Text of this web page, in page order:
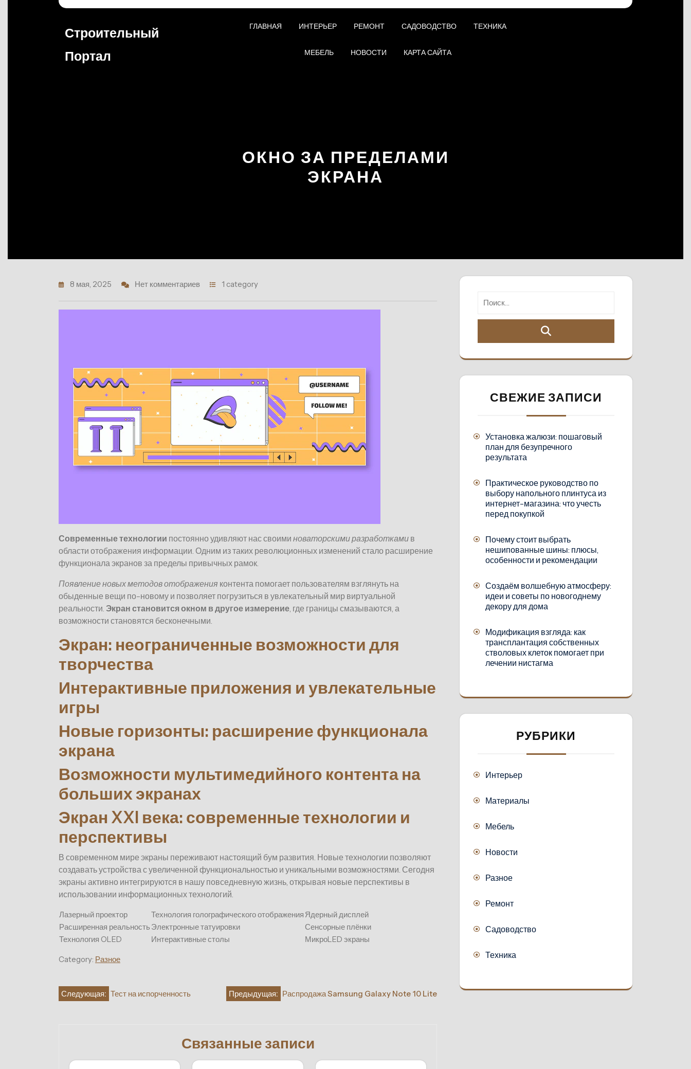
Строительный
Портал
ГЛАВНАЯ ИНТЕРЬЕР РЕМОНТ САДОВОДСТВО ТЕХНИКА
МЕБЕЛЬ НОВОСТИ КАРТА САЙТА
ОКНО ЗА ПРЕДЕЛАМИ
ЭКРАНА
8 мая, 2025 Нет комментариев 1 category
Современные технологии постоянно удивляют нас своими новаторскими разработками в
области отображения информации. Одним из таких революционных изменений стало расширение
функционала экранов за пределы привычных рамок.
Появление новых методов отображения контента помогает пользователям взглянуть на
обыденные вещи по-новому и позволяет погрузиться в увлекательный мир виртуальной
реальности. Экран становится окном в другое измерение, где границы смазываются, а
возможности становятся бесконечными.
Экран: неограниченные возможности для
творчества
Интерактивные приложения и увлекательные
игры
Новые горизонты: расширение функционала
экрана
Возможности мультимедийного контента на
больших экранах
Экран XXI века: современные технологии и
перспективы
В современном мире экраны переживают настоящий бум развития. Новые технологии позволяют
создавать устройства с увеличенной функциональностью и уникальными возможностями. Сегодня
экраны активно интегрируются в нашу повседневную жизнь, открывая новые перспективы в
использовании информационных технологий.
Лазерный проектор Технология голографического отображения Ядерный дисплей
Расширенная реальность Электронные татуировки
Сенсорные плёнки
Технология OLED
Интерактивные столы МикроLED экраны
Category: Разное
Навигация
Предыдущая: Распродажа Samsung Galaxy Note 10 Lite
Следующая: Тест на испорченность
Связанные записи
СВЕЖИЕ ЗАПИСИ
Установка жалюзи: пошаговый
план для безупречного
результата
Практическое руководство по
выбору напольного плинтуса из
интернет-магазина: что учесть
перед покупкой
Почему стоит выбрать
нешипованные шины: плюсы,
особенности и рекомендации
Создаём волшебную атмосферу:
идеи и советы по новогоднему
декору для дома
Модификация взгляда: как
трансплантация собственных
стволовых клеток помогает при
лечении нистагма
РУБРИКИ
Интерьер
Материалы
Мебель
Новости
Разное
Ремонт
Садоводство
Техника